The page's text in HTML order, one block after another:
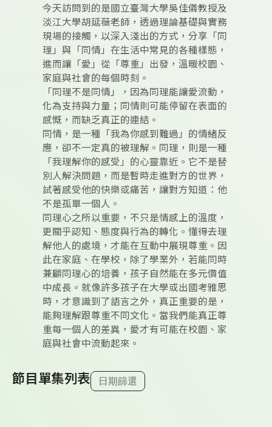
今天訪問到的是國立臺灣大學吳佳儀教授及
淡江大學胡延薇老師，透過理論基礎與實務
現場的接觸，以深入淺出的方式，分享「同
理」與「同情」在生活中常見的各種樣態，
進而讓「愛」從「尊重」出發，溫暖校園、
家庭與社會的每個時刻。
「同理不是同情」，因為同理能讓愛流動，
化為支持與力量；同情則可能停留在表面的
感慨，而缺乏真正的連結。
同情，是一種「我為你感到難過」的情緒反
應，卻不一定真的被理解。同理，則是一種
「我理解你的感受」的心靈靠近。它不是替
別人解決問題，而是暫時走進對方的世界，
試著感受他的快樂或痛苦，讓對方知道：他
不是孤單一個人。
同理心之所以重要，不只是情感上的溫度，
更關乎認知、態度與行為的轉化。懂得去理
解他人的處境，才能在互動中展現尊重。因
此在家庭、在學校，除了學業外，若能同時
兼顧同理心的培養，孩子自然能在多元價值
中成長。就像許多孩子在大學或出國考雅思
時，才意識到了語言之外，真正重要的是，
能夠理解跟尊重不同文化。當我們能真正尊
重每一個人的差異，愛才有可能在校園、家
庭與社會中流動起來。
節目單集列表 日期篩選